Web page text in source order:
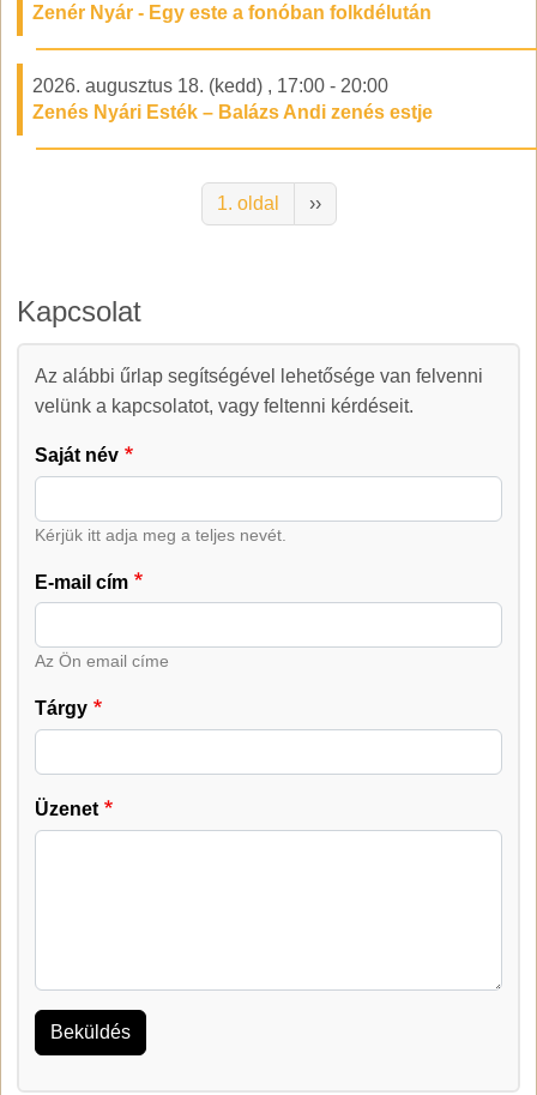
Zenér Nyár - Egy este a fonóban folkdélután
2026. augusztus 18. (kedd) , 17:00 - 20:00
Zenés Nyári Esték – Balázs Andi zenés estje
1. oldal
Következő oldal
››
Kapcsolat
Kapcsolat
Az alábbi űrlap segítségével lehetősége van felvenni
velünk a kapcsolatot, vagy feltenni kérdéseit.
Saját név
Kérjük itt adja meg a teljes nevét.
E-mail cím
Az Ön email címe
Tárgy
Üzenet